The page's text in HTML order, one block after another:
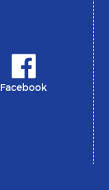
Facebook